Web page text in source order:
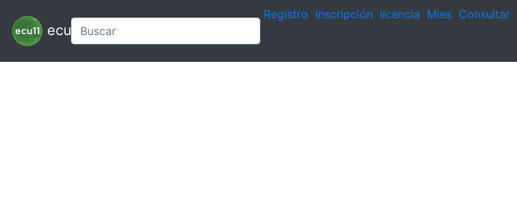
ecu11
Registro Inscripción licencia Mies Consultar